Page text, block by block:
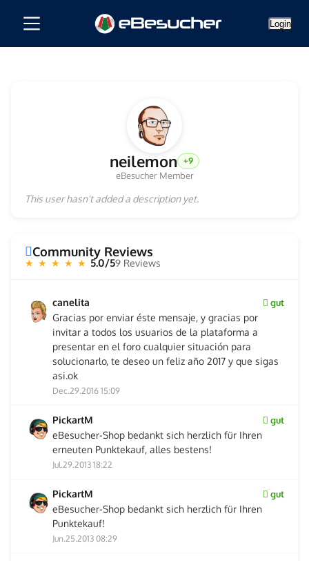
Login
neilemon +9
eBesucher Member
This user hasn't added a description yet.
Community Reviews
★ ★ ★ ★ ★ 5.0/59 Reviews
canelita gut
Gracias por enviar éste mensaje, y gracias por
invitar a todos los usuarios de la plataforma a
presentar en el foro cualquier situación para
solucionarlo, te deseo un feliz año 2017 y que sigas
asi.ok
Dec.29.2016 15:09
PickartM gut
eBesucher-Shop bedankt sich herzlich für Ihren
erneuten Punktekauf, alles bestens!
Jul.29.2013 18:22
PickartM gut
eBesucher-Shop bedankt sich herzlich für Ihren
Punktekauf!
Jun.25.2013 08:29